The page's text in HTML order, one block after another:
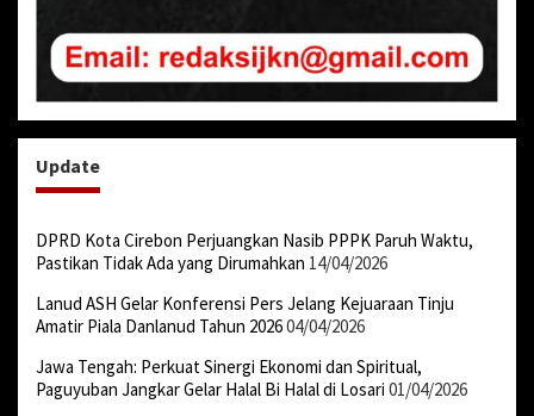
Update
DPRD Kota Cirebon Perjuangkan Nasib PPPK Paruh Waktu,
Pastikan Tidak Ada yang Dirumahkan 14/04/2026
Lanud ASH Gelar Konferensi Pers Jelang Kejuaraan Tinju
Amatir Piala Danlanud Tahun 202604/04/2026
Jawa Tengah: Perkuat Sinergi Ekonomi dan Spiritual,
Paguyuban Jangkar Gelar Halal Bi Halal di Losari 01/04/2026